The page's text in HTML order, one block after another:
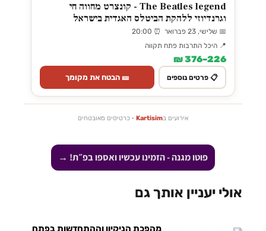
The Beatles legend - קונצרט מחווה חי
וגרנדיוזי ללהקת הביטלס האגדית בישראל
📅 שלישי, 23 פברואר ⏰ 20:00
📍 היכל התרבות פתח תקווה
226–376 ₪
📋 פרטים נוספים 🎫 הבטח את מקומך
אירועים בKartisim · כרטיסים מאובטחים
פוטו מגנה - הזמינו עכשיו ואספו בפ״ת! →
אולי יעניין אותך גם
מהפכת הניקיון וההתחדשות בפתח